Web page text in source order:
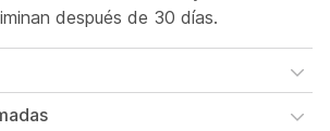
después de 30 días.